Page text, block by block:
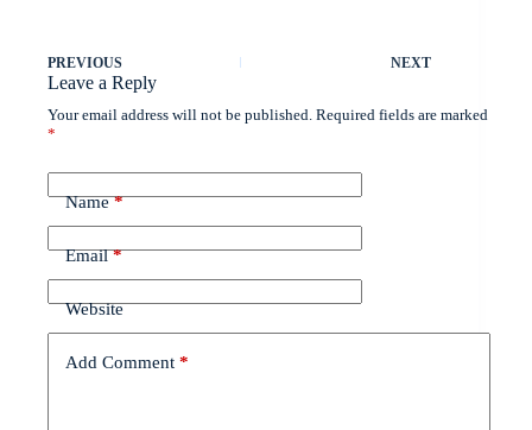
PREVIOUS NEXT
Leave a Reply
Your email address will not be published. Required fields are marked
*
Name*
Email*
Website
Add Comment *